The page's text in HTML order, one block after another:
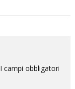
I campi obbligatori